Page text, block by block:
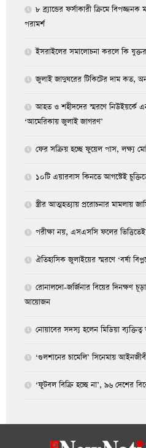
৮ ব্র্যান্ডের ফর্সাকারী ক্রিমে বিপজ্জনক
পরামর্শ
ইসরাইলের সমালোচনা করলে কি
জুলাই জাদুঘরের টিকিটের দাম কত,
আহত ও শহীদদের স্মরণে নিউইয়র্কে
‘আমেরিকায় জুলাই জাগরণ’
ফের সক্রিয় হচ্ছে ফুয়েল পাস, লক্ষ্য
১০টি এয়ারবাস কিনতে আগস্টেই
স্ত্রীর আত্মহত্যায় প্ররোচনার মামলায়
পরীক্ষা নয়, এসএসসি ফলের
ঐতিহাসিক জুলাইয়ের স্মরণে ‘বর্ষা
রোনালদো-জর্জিনার বিয়ের দিনক্ষণ
আয়োজন
নোয়াবের সদস্য হলেন মিডিয়া
‘গুলশানের চামেলি’ সিনেমায়
‘ফুটবল বিক্রি হচ্ছে না’, ৯৬ দেশের